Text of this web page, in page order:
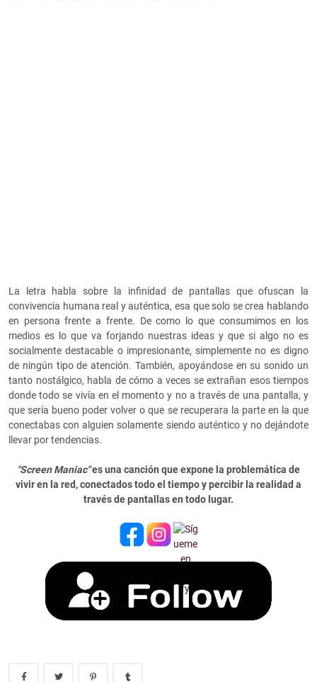
La letra habla sobre la infinidad de pantallas que ofuscan la
convivencia humana real y auténtica, esa que solo se crea hablando
en persona frente a frente. De como lo que consumimos en los
medios es lo que va forjando nuestras ideas y que si algo no es
socialmente destacable o impresionante, simplemente no es digno
de ningún tipo de atención. También, apoyándose en su sonido un
tanto nostálgico, habla de cómo a veces se extrañan esos tiempos
donde todo se vivía en el momento y no a través de una pantalla, y
que sería bueno poder volver o que se recuperara la parte en la que
conectabas con alguien solamente siendo auténtico y no dejándote
llevar por tendencias.
"Screen Maniac"es una canción que expone la problemática de
vivir en la red, conectados todo el tiempo y percibir la realidad a
través de pantallas en todo lugar.